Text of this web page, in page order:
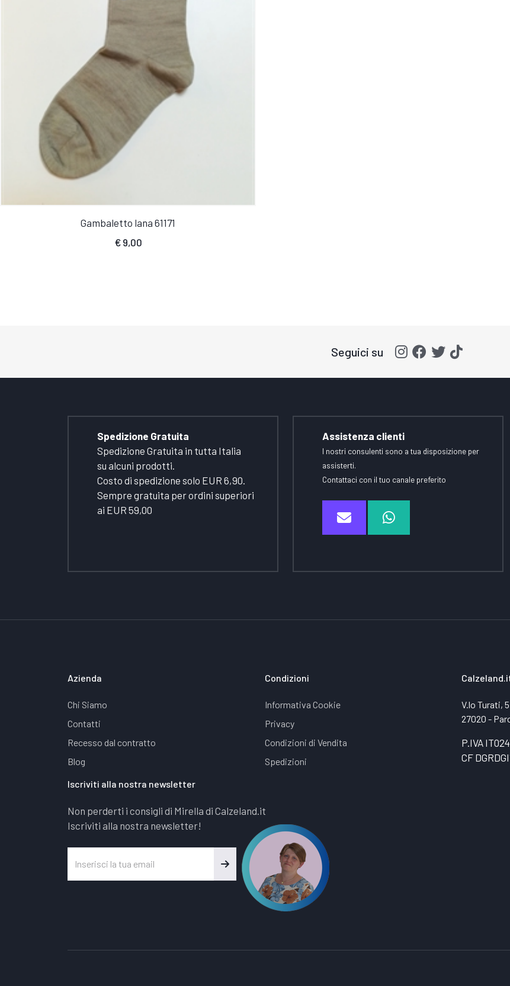
Gambaletto lana 61171
€9,00
Seguici su
Spedizione Gratuita
Spedizione Gratuita in tutta Italia
su alcuni prodotti.
Costo di spedizione solo EUR 6,90.
Sempre gratuita per ordini superiori
ai EUR 59,00
Assistenza clienti
I nostri consulenti sono a tua disposizione per
assisterti.
Contattaci con il tuo canale preferito
Azienda
Chi Siamo
Contatti
Recesso dal contratto
Blog
Condizioni
Informativa Cookie
Privacy
Condizioni di Vendita
Spedizioni
V.lo Turati, 5
27020 -
P.IVA
CF
Iscriviti alla nostra newsletter
Non perderti i consigli di Mirella di Calzeland.it
Iscriviti alla nostra newsletter!